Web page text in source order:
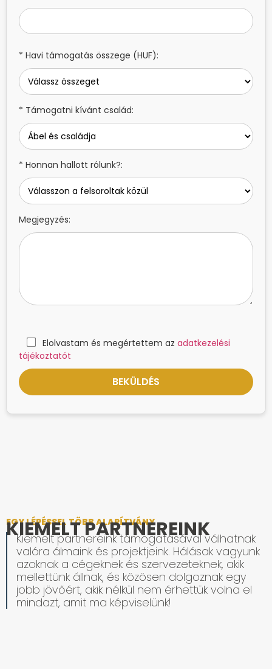
* Havi támogatás összege (HUF):
* Támogatni kívánt család:
* Honnan hallott rólunk?:
Megjegyzés:
Elolvastam és megértettem az adatkezelési
tájékoztatót
EGY LÉPÉSSEL TÖBB ALAPÍTVÁNY
KIEMELT PARTNEREINK
Kiemelt partnereink támogatásával válhatnak
valóra álmaink és projektjeink. Hálásak vagyunk
azoknak a cégeknek és szervezeteknek, akik
mellettünk állnak, és közösen dolgoznak egy
jobb jövőért, akik nélkül nem érhettük volna el
mindazt, amit ma képviselünk!